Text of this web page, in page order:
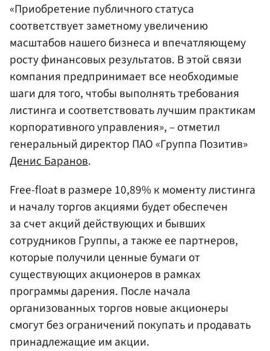
«Приобретение публичного статуса
соответствует заметному увеличению
масштабов нашего бизнеса и впечатляющему
росту финансовых результатов. В этой связи
компания предпринимает все необходимые
шаги для того, чтобы выполнять требования
листинга и соответствовать лучшим практикам
корпоративного управления», – отметил
генеральный директор ПАО «Группа Позитив»
Денис Баранов.
Free-float в размере 10,89% к моменту листинга
и началу торгов акциями будет обеспечен
за счет акций действующих и бывших
сотрудников Группы, а также ее партнеров,
которые получили ценные бумаги от
существующих акционеров в рамках
программы дарения. После начала
организованных торгов новые акционеры
смогут без ограничений покупать и продавать
принадлежащие им акции.